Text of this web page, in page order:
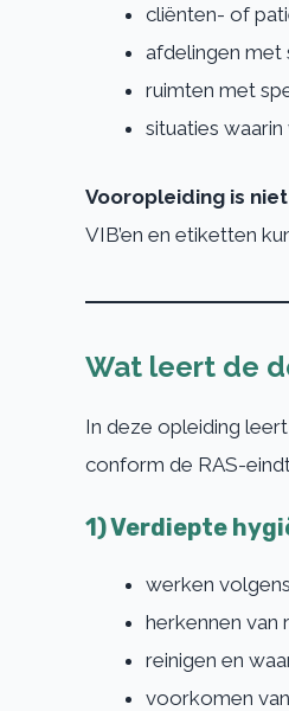
cliënten- of
afdelingen
ruimten met
situaties
Vooropleiding is
VIB’en en etiketten
Wat leert de
In deze opleiding
conform de RAS-
1) Verdiepte
werken
herkennen van
reinigen en
voorkomen